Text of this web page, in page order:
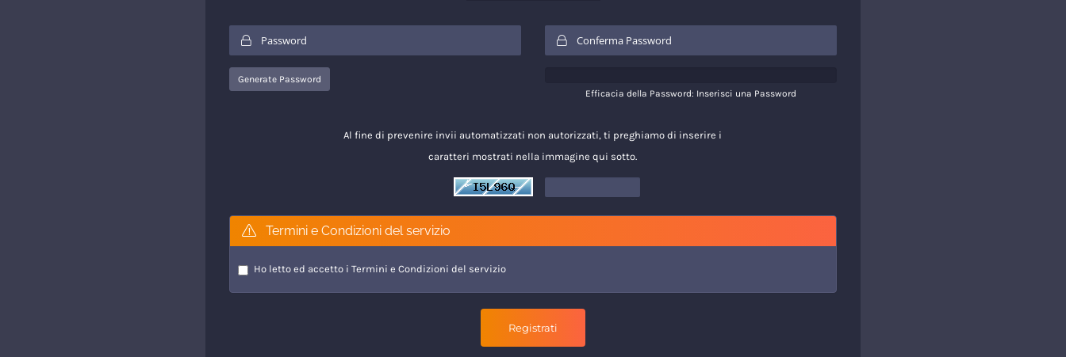
Generate Password
Efficacia della Password: Inserisci una Password
Al fine di prevenire invii automatizzati non autorizzati, ti preghiamo di inserire i
caratteri mostrati nella immagine qui sotto.
Termini e Condizioni del servizio
Ho letto ed accetto i Termini e Condizioni del servizio